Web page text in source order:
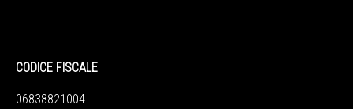
CODICE FISCALE
06838821004